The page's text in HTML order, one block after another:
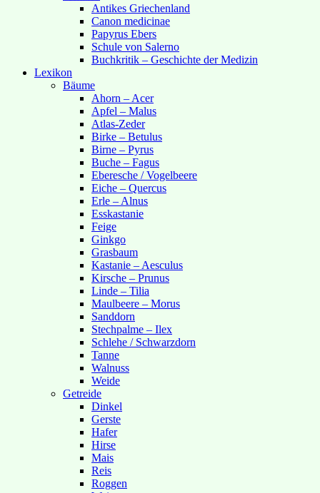
Antikes Griechenland
Canon medicinae
Papyrus Ebers
Schule von Salerno
Buchkritik – Geschichte der Medizin
Lexikon
Bäume
Ahorn – Acer
Apfel – Malus
Atlas-Zeder
Birke – Betulus
Birne – Pyrus
Buche – Fagus
Eberesche / Vogelbeere
Eiche – Quercus
Erle – Alnus
Esskastanie
Feige
Ginkgo
Grasbaum
Kastanie – Aesculus
Kirsche – Prunus
Linde – Tilia
Maulbeere – Morus
Sanddorn
Stechpalme – Ilex
Schlehe / Schwarzdorn
Tanne
Walnuss
Weide
Getreide
Dinkel
Gerste
Hafer
Hirse
Mais
Reis
Roggen